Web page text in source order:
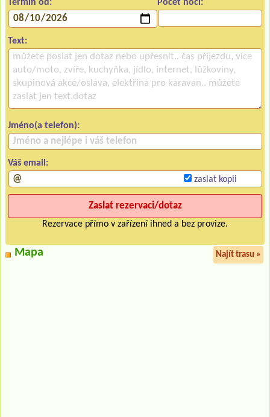
Termín od: Počet nocí:
Text:
Jméno(a telefon):
Váš email:
zaslat kopii
Rezervace přímo v zařízení ihned a bez provize.
Mapa Najít trasu »